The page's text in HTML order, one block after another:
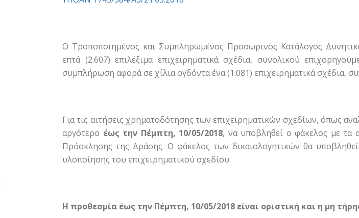
Ο Τροποποιημένος και Συμπληρωμένος Προσωρινός Κατάλογος
επτά (2.607) επιλέξιμα επιχειρηματικά σχέδια, συνολικού
συμπλήρωση αφορά σε χίλια ογδόντα ένα (1.081) επιχειρηματικά σχέδια,
Για τις αιτήσεις χρηματοδότησης των επιχειρηματικών σχεδίων, όπως
αργότερο έως την Πέμπτη, 10/05/2018, να υποβληθεί ο φάκελος με τα
Πρόσκλησης της Δράσης. Ο φάκελος των δικαιολογητικών θα
υλοποίησης του επιχειρηματικού σχεδίου.
Η προθεσμία έως την Πέμπτη, 10/05/2018 είναι οριστική και η μη